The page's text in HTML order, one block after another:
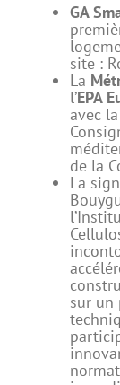
GA
site :
La
l’EPA
avec
de la
La
sur un